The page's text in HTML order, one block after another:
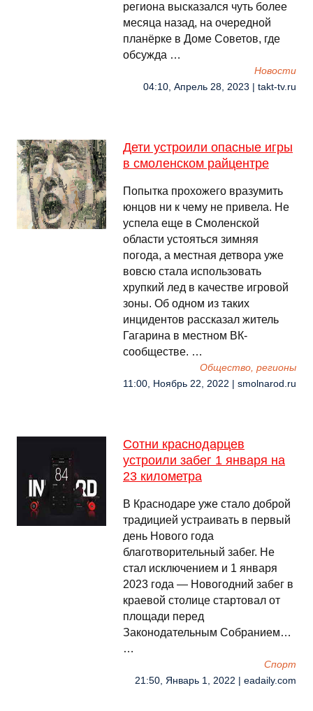
региона высказался чуть более
месяца назад, на очередной
планёрке в Доме Советов, где
обсужда …
Новости
04:10, Апрель 28, 2023 | takt-tv.ru
Дети устроили опасные игры
в смоленском райцентре
Попытка прохожего вразумить
юнцов ни к чему не привела. Не
успела еще в Смоленской
области устояться зимняя
погода, а местная детвора уже
вовсю стала использовать
хрупкий лед в качестве игровой
зоны. Об одном из таких
инцидентов рассказал житель
Гагарина в местном ВК-
сообществе. …
Общество, регионы
11:00, Ноябрь 22, 2022 | smolnarod.ru
Сотни краснодарцев
устроили забег 1 января на
23 километра
В Краснодаре уже стало доброй
традицией устраивать в первый
день Нового года
благотворительный забег. Не
стал исключением и 1 января
2023 года — Новогодний забег в
краевой столице стартовал от
площади перед
Законодательным Собранием…
…
Спорт
21:50, Январь 1, 2022 | eadaily.com